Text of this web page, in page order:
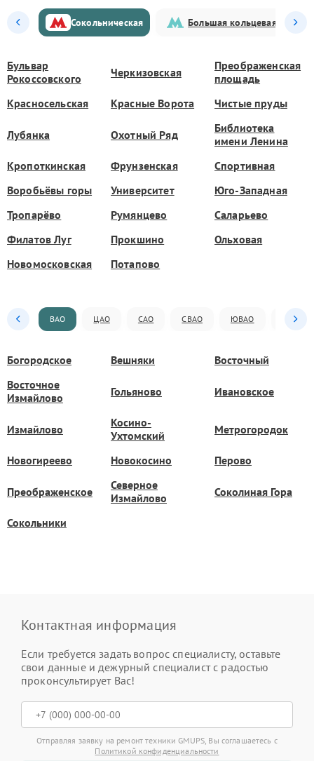
Сокольническая Большая кольцевая
Бульвар
Рокоссовского
Черкизовская
Преображенская
площадь
Красносельская
Красные Ворота Чистые пруды
Лубянка Охотный Ряд
Библиотека
имени Ленина
Кропоткинская
Фрунзенская
Спортивная
Воробьёвы горы
Университет
Юго-Западная
Тропарёво
Румянцево
Саларьево
Филатов Луг
Прокшино
Ольховая
Новомосковская
Потапово
ВАО ЦАО САО СВАО ЮВАО ЮАО
Богородское Вешняки
Восточный
Восточное
Измайлово
Гольяново Ивановское
Измайлово
Косино-
Ухтомский
Метрогородок
Новогиреево Новокосино Перово
Преображенское
Северное
Измайлово
Соколиная Гора
Сокольники
Контактная информация
Если требуется задать вопрос специалисту, оставьте
свои данные и дежурный специалист с радостью
проконсультирует Вас!
Отправляя заявку на ремонт техники GMUPS, Вы соглашаетесь с
Политикой конфиденциальности